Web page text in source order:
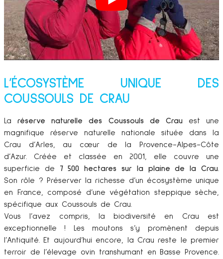
L’ÉCOSYSTÈME UNIQUE DES
COUSSOULS DE CRAU
Laréserve naturelle des Coussouls de Crauest une
magnifique réserve naturelle nationale située dans la
Crau d’Arles, au cœur de la Provence-Alpes-Côte
d’Azur. Créée et classée en 2001, elle couvre une
superficie de 7 500 hectares sur la plaine de la Crau
Son rôle ? Préserver la richesse d’un écosystème unique
en France, composé d’une végétation steppique sèche,
spécifique aux Coussouls de Crau.
Vous l’avez compris, la biodiversité en Crau est
exceptionnelle ! Les moutons s’y promènent depuis
l’Antiquité. Et aujourd’hui encore, la Crau reste le premier
terroir de l’élevage ovin transhumant en Basse Provence.